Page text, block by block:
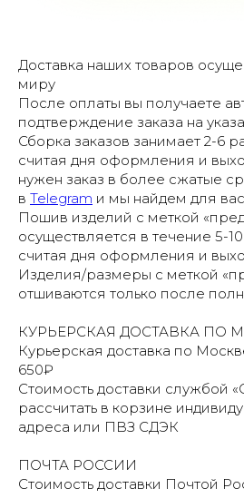
Доставка наших товаров
миру
После оплаты вы получаете
подтверждение заказа на
Сборка заказов занимает 2-6
считая дня оформления и
нужен заказ в более сжатые
в Telegram и мы найдем для
Пошив изделий с меткой
осуществляется в течение 5-
считая дня оформления и
Изделия/размеры с меткой
отшиваются только после
КУРЬЕРСКАЯ ДОСТАВКА ПО
Курьерская доставка по
650₽
Стоимость доставки службой
рассчитать в корзине
адреса или ПВЗ СДЭК
ПОЧТА РОССИИ
Стоимость доставки Почтой